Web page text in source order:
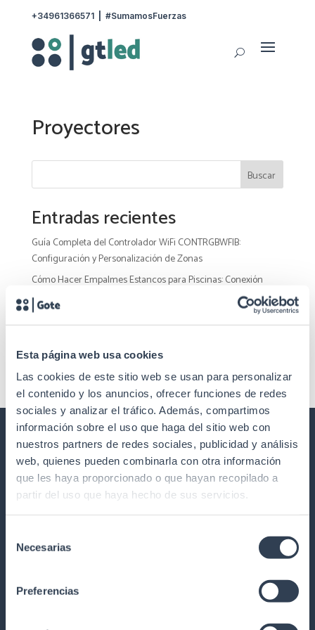
Esta página web usa cookies
Las cookies de este sitio web se usan para personalizar
el contenido y los anuncios, ofrecer funciones de redes
sociales y analizar el tráfico. Además, compartimos
información sobre el uso que haga del sitio web con
nuestros partners de redes sociales, publicidad y análisis
web, quienes pueden combinarla con otra información
que les haya proporcionado o que hayan recopilado a
partir del uso que haya hecho de sus servicios.
Necesarias
Preferencias
+34961366571| #SumamosFuerzas
Proyectores
Buscar
Entradas recientes
Guía Completa del Controlador WiFi CONTRGBWFIB:
Configuración y Personalización de Zonas
Cómo Hacer Empalmes Estancos para Piscinas: Conexión
Segura con Cinta Autovulcanizable
Comentarios recientes
No hay comentarios que mostrar.
GTLED ILUMINACIÓN Y REGULACIÓN
LED
Nuestra historia
Calidad
Formación
Garantía y devoluciones